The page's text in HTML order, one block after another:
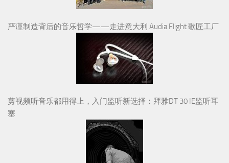
严谨制造背后的音乐哲学——走进意大利 Audia Flight 歌匠工厂
剪视频听音乐都用得上，入门监听新选择：拜雅DT 30 IE监听耳
塞